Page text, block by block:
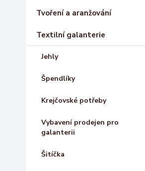
Tvoření a aranžování
Textilní galanterie
Jehly
Špendlíky
Krejčovské potřeby
Vybavení prodejen pro
galanterii
Šitíčka